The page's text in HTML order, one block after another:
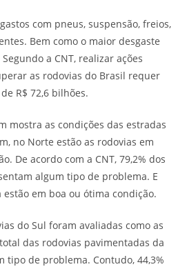
com pneus, suspensão, freios,
Bem como o maior desgaste
a CNT, realizar ações
as rodovias do Brasil requer
R$ 72,6 bilhões.
mostra as condições das estradas
no Norte estão as rodovias em
De acordo com a CNT, 79,2% dos
algum tipo de problema. E
estão em boa ou ótima condição.
do Sul foram avaliadas como as
das rodovias pavimentadas da
tipo de problema. Contudo, 44,3%